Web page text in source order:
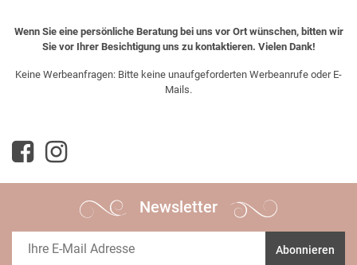
Wenn Sie eine persönliche Beratung bei uns vor Ort wünschen, bitten wir
Sie vor Ihrer Besichtigung uns zu kontaktieren. Vielen Dank!
Keine Werbeanfragen: Bitte keine unaufgeforderten Werbeanrufe oder E-
Mails.
Newsletter
Abonnieren